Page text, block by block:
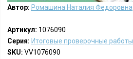
Автор: Ромашина Наталия Федоровна
Артикул: 1076090
Серия: Итоговые проверочные работы
SKU: VV1076090